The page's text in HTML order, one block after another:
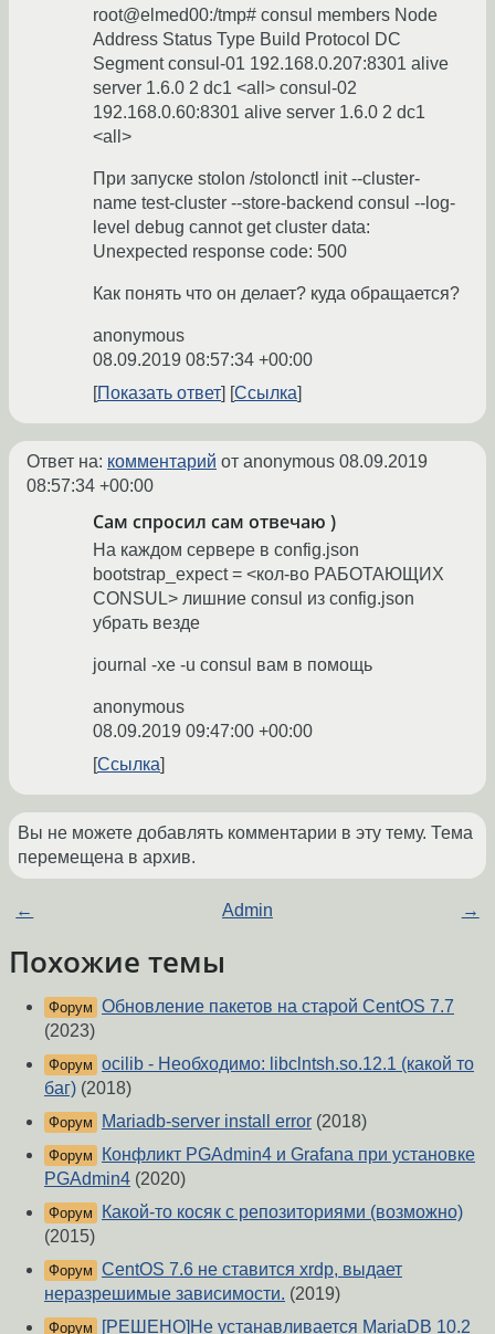
root@elmed00:/tmp# consul members Node
Address Status Type Build Protocol DC
Segment consul-01 192.168.0.207:8301 alive
server 1.6.0 2 dc1 <all> consul-02
192.168.0.60:8301 alive server 1.6.0 2 dc1
<all>
При запуске stolon /stolonctl init --cluster-
name test-cluster --store-backend consul --log-
level debug cannot get cluster data:
Unexpected response code: 500
Как понять что он делает? куда обращается?
anonymous
08.09.2019 08:57:34 +00:00
Показать ответ
Ссылка
Ответ на: комментарий от anonymous 08.09.2019
08:57:34 +00:00
Сам спросил сам отвечаю )
На каждом сервере в config.json
bootstrap_expect = <кол-во РАБОТАЮЩИХ
CONSUL> лишние consul из config.json
убрать везде
journal -xe -u consul вам в помощь
anonymous
08.09.2019 09:47:00 +00:00
Ссылка
Вы не можете добавлять комментарии в эту тему. Тема
перемещена в архив.
← Admin →
Похожие темы
Форум Обновление пакетов на старой CentOS 7.7
(2023)
Форум ocilib - Необходимо: libclntsh.so.12.1 (какой то
баг) (2018)
Форум Mariadb-server install error (2018)
Форум
Конфликт PGAdmin4 и Grafana при установке
PGAdmin4 (2020)
Форум
Какой-то косяк с репозиториями (возможно)
(2015)
Форум CentOS 7.6 не ставится xrdp, выдает
неразрешимые зависимости. (2019)
Форум [РЕШЕНО]Не устанавливается MariaDB 10.2